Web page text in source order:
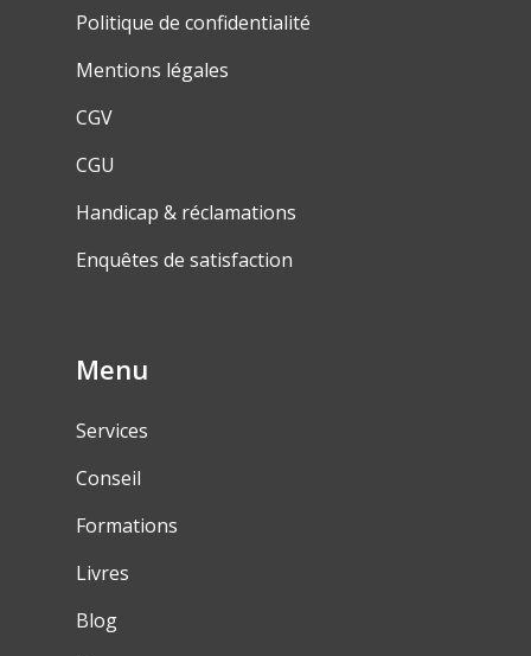
Politique de confidentialité
Mentions légales
CGV
CGU
Handicap & réclamations
Enquêtes de satisfaction
Menu
Services
Conseil
Formations
Livres
Blog